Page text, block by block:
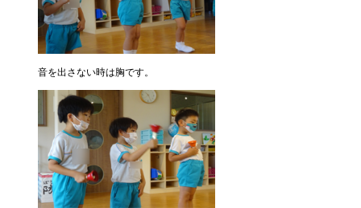
音を出さない時は胸です。